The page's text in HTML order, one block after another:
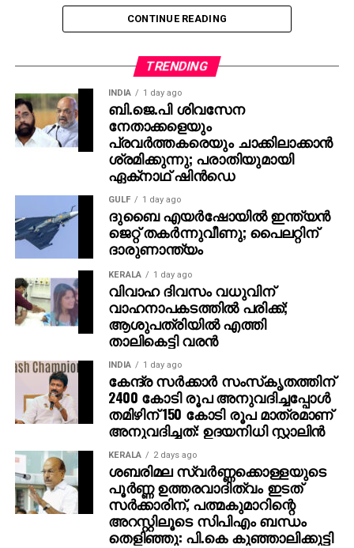
അനുയോജ്യനാണെന്ന് തോന്നിയതിനാല്‍
എക്‌സിക്യൂട്ടീവ് പ്രൊഡ്യൂസര്‍ വിവേക് ദാമോദരന്‍
തങ്ങള്‍ക്ക് മനസ്സിലുണ്ടായിരുന്നതുപോലെ തന്നെയാണ്
പൃഥ്വിരാജും ആ വേഷം മമ്മൂക്ക ചെയ്യണം എന്ന്
നിര്‍ദേശിച്ചതെന്നും അദ്ദേഹം വെളിപ്പെടുത്തി. ജിതിന്‍
കെ. ജോസ് പറഞ്ഞു പോലെ, വിനായകന്‍ അവതരിപ്പിച്ച
വേഷം തന്നെയാണ് ആദ്യം പൃഥ്വിരാജിന്
പരിഗണിച്ചത്. മമ്മൂട്ടി കമ്പനി നിര്‍മിച്ച ‘കളങ്കാവല്‍’
നവംബര്‍ 27ന് തീയേറ്ററുകളില്‍ റിലീസ് ചെയ്യും.
CONTINUE READING
TRENDING
INDIA 1 day ago
ബി.ജെ.പി ശിവസേന
നേതാക്കളെയും
പ്രവര്‍ത്തകരെയും ചാക്കിലാക്കാന്‍
ശ്രമിക്കുന്നു; പരാതിയുമായി
ഏക്‌നാഥ് ഷിന്‍ഡെ
GULF 1 day ago
ദുബൈ എയര്‍ഷോയില്‍ ഇന്ത്യന്‍
ജെറ്റ് തകര്‍ന്നുവീണു; പൈലറ്റിന്
ദാരുണാന്ത്യം
KERALA 1 day ago
വിവാഹ ദിവസം വധുവിന്
വാഹനാപകടത്തില്‍ പരിക്ക്;
ആശുപത്രിയില്‍ എത്തി
താലികെട്ടി വരന്‍
INDIA 1 day ago
കേന്ദ്ര സര്‍ക്കാര്‍ സംസ്‌കൃതത്തിന്
2400 കോടി രൂപ അനുവദിച്ചപ്പോള്‍
തമിഴിന് 150 കോടി രൂപ മാത്രമാണ്
അനുവദിച്ചത്: ഉദയനിധി സ്റ്റാലിന്‍
KERALA 2 days ago
ശബരിമല സ്വര്‍ണ്ണക്കൊള്ളയുടെ
പൂര്‍ണ്ണ ഉത്തരവാദിത്വം ഇടത്
സര്‍ക്കാരിന്, പത്മകുമാറിന്റെ
അറസ്റ്റിലൂടെ സിപിഎം ബന്ധം
തെളിഞ്ഞു: പി.കെ കുഞ്ഞാലിക്കുട്ടി